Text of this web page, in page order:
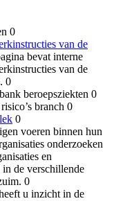
0
van de
bevat interne
van de
0
beroepsziekten 0
branch 0
0
voeren binnen hun
onderzoeken
en
de verschillende
0
u inzicht in de